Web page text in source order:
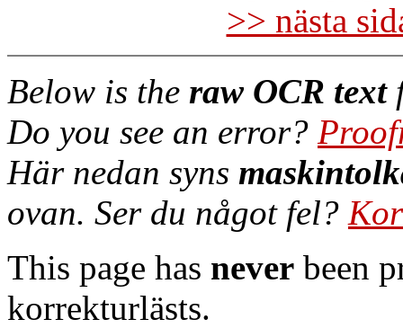
>> nästa
Below is the raw OCR text
Do you see an error?
Här nedan syns
ovan. Ser du något fel?
This page has never been
korrekturlästs.